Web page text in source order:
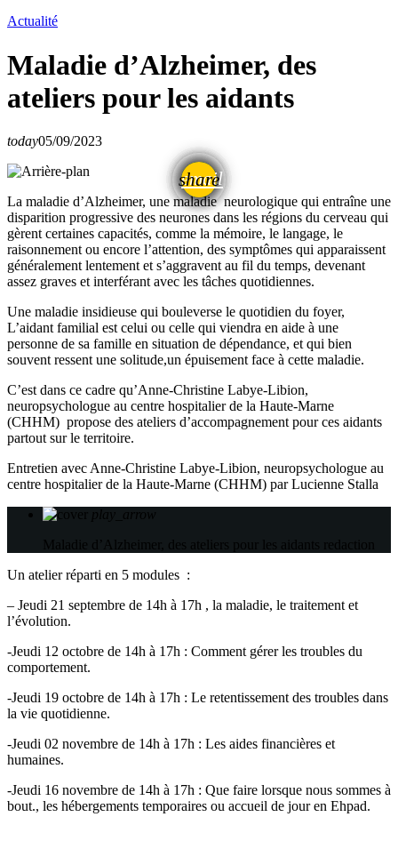
Actualité
Maladie d’Alzheimer, des
ateliers pour les aidants
today05/09/2023
share
email
La maladie d’Alzheimer, une maladie neurologique qui entraîne une
disparition progressive des neurones dans les régions du cerveau qui
gèrent certaines capacités, comme la mémoire, le langage, le
raisonnement ou encore l’attention, des symptômes qui apparaissent
généralement lentement et s’aggravent au fil du temps, devenant
assez graves et interférant avec les tâches quotidiennes.
Une maladie insidieuse qui bouleverse le quotidien du foyer,
L’aidant familial est celui ou celle qui viendra en aide à une
personne de sa famille en situation de dépendance, et qui bien
souvent ressent une solitude,un épuisement face à cette maladie.
C’est dans ce cadre qu’Anne-Christine Labye-Libion,
neuropsychologue au centre hospitalier de la Haute-Marne
(CHHM) propose des ateliers d’accompagnement pour ces aidants
partout sur le territoire.
Entretien avec Anne-Christine Labye-Libion, neuropsychologue au
centre hospitalier de la Haute-Marne (CHHM) par Lucienne Stalla
play_arrow
Maladie d’Alzheimer, des ateliers pour les aidants
redaction
Un atelier réparti en 5 modules :
– Jeudi 21 septembre de 14h à 17h , la maladie, le traitement et
l’évolution.
-Jeudi 12 octobre de 14h à 17h : Comment gérer les troubles du
comportement.
-Jeudi 19 octobre de 14h à 17h : Le retentissement des troubles dans
la vie quotidienne.
-Jeudi 02 novembre de 14h à 17h : Les aides financières et
humaines.
-Jeudi 16 novembre de 14h à 17h : Que faire lorsque nous sommes à
bout., les hébergements temporaires ou accueil de jour en Ehpad.